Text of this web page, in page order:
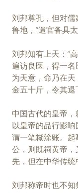
刘邦尊孔，但对
鲁地，“遣官备具
刘邦知有上天：“
遍访良医，得一
为天意，命乃在
金五十斤，令其退
中国古代的皇帝
以皇帝的品行影
谓一笔糊涂账。
公，则既祠黄帝
先，但在中华传统
刘邦称帝时也不知